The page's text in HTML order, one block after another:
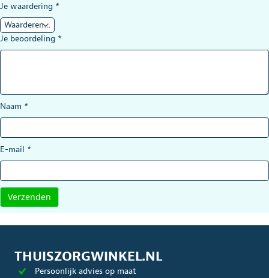
Je waardering *
Je beoordeling *
Naam *
E-mail *
THUISZORGWINKEL.NL
Persoonlijk advies op maat